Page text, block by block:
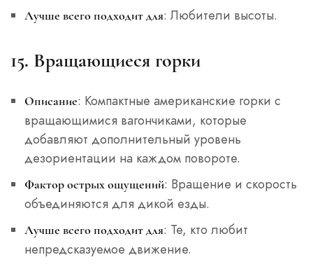
Лучше всего подходит для: Любители высоты.
15. Вращающиеся горки
Описание: Компактные американские горки с
вращающимися вагончиками, которые
добавляют дополнительный уровень
дезориентации на каждом повороте.
Фактор острых ощущений: Вращение и скорость
объединяются для дикой езды.
Лучше всего подходит для: Те, кто любит
непредсказуемое движение.